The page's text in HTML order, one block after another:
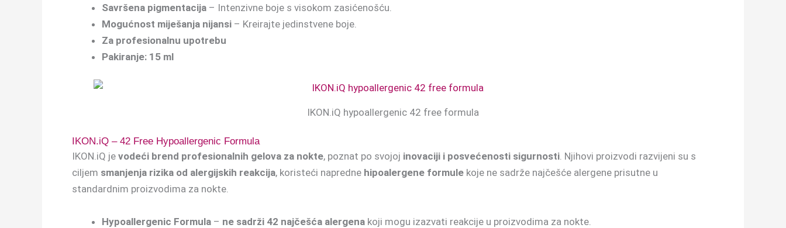
Savršena pigmentacija – Intenzivne boje s visokom zasićenošću.
Mogućnost miješanja nijansi – Kreirajte jedinstvene boje.
Za profesionalnu upotrebu
Pakiranje: 15 ml
IKON.iQ hypoallergenic 42 free formula
IKON.iQ – 42 Free Hypoallergenic Formula
IKON.iQ je vodeći brend profesionalnih gelova za nokte, poznat po svojoj inovaciji i posvećenosti sigurnosti. Njihovi proizvodi razvijeni su s
ciljem smanjenja rizika od alergijskih reakcija, koristeći napredne hipoalergene formule koje ne sadrže najčešće alergene prisutne u
standardnim proizvodima za nokte.
Hypoallergenic Formula – ne sadrži 42 najčešća alergena koji mogu izazvati reakcije u proizvodima za nokte.